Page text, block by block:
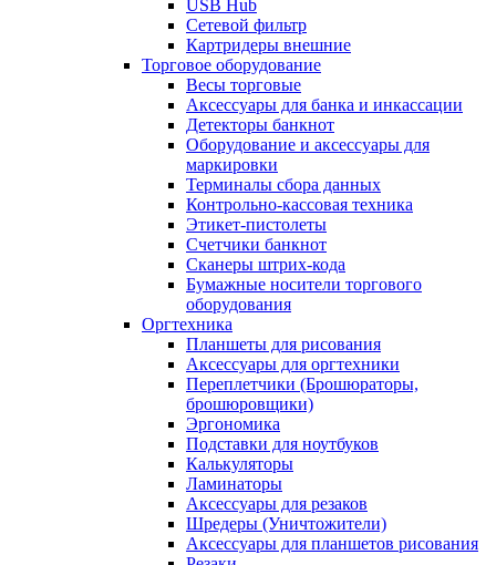
USB Hub
Сетевой фильтр
Картридеры внешние
Торговое оборудование
Весы торговые
Аксессуары для банка и инкассации
Детекторы банкнот
Оборудование и аксессуары для
маркировки
Терминалы сбора данных
Контрольно-кассовая техника
Этикет-пистолеты
Счетчики банкнот
Сканеры штрих-кода
Бумажные носители торгового
оборудования
Оргтехника
Планшеты для рисования
Аксессуары для оргтехники
Переплетчики (Брошюраторы,
брошюровщики)
Эргономика
Подставки для ноутбуков
Калькуляторы
Ламинаторы
Аксессуары для резаков
Шредеры (Уничтожители)
Аксессуары для планшетов рисования